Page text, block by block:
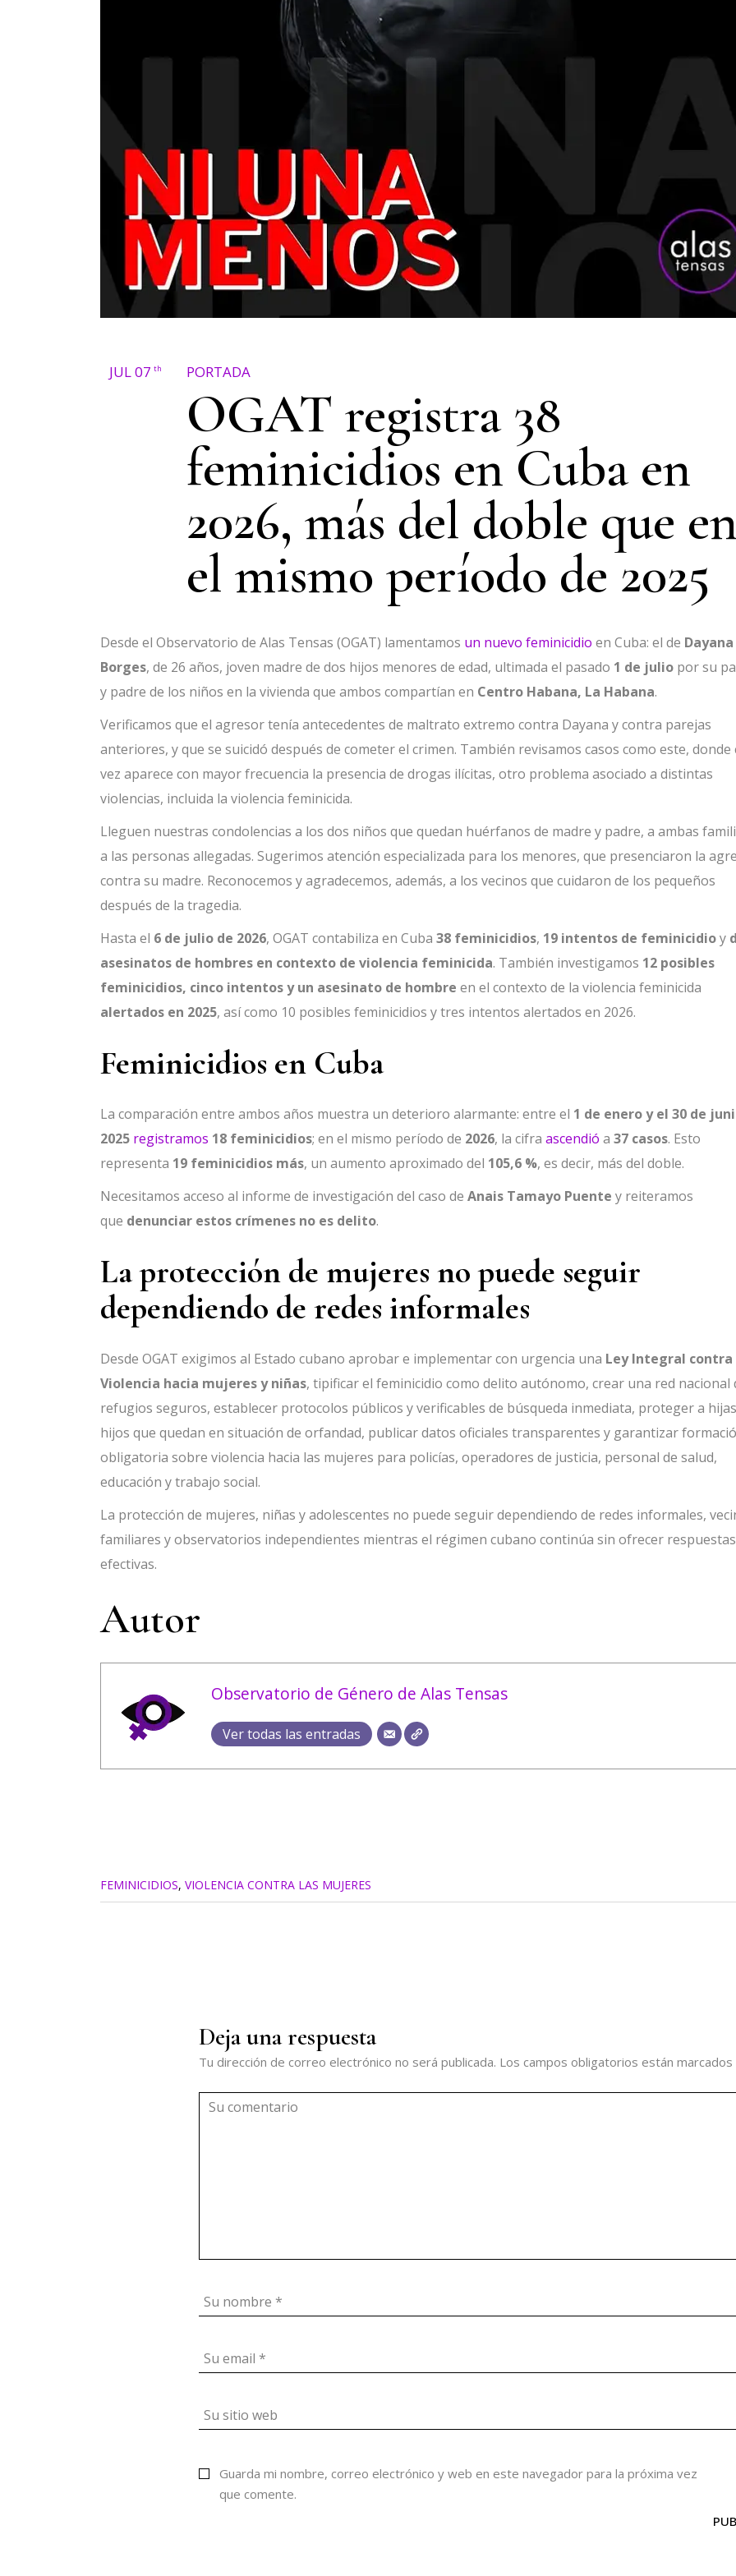
JUL 07 th PORTADA
OGAT registra 38
feminicidios en Cuba en
2026, más del doble que
el mismo período de 2025
Desde el Observatorio de Alas Tensas (OGAT) lamentamos un nuevo feminicidio en Cuba: el de Dayana
Borges, de 26 años, joven madre de dos hijos menores de edad, ultimada el pasado 1 de julio por su
y padre de los niños en la vivienda que ambos compartían en Centro Habana, La Habana.
Verificamos que el agresor tenía antecedentes de maltrato extremo contra Dayana y contra parejas
anteriores, y que se suicidó después de cometer el crimen. También revisamos casos como este, donde
vez aparece con mayor frecuencia la presencia de drogas ilícitas, otro problema asociado a distintas
violencias, incluida la violencia feminicida.
Lleguen nuestras condolencias a los dos niños que quedan huérfanos de madre y padre, a ambas
a las personas allegadas. Sugerimos atención especializada para los menores, que presenciaron la
contra su madre. Reconocemos y agradecemos, además, a los vecinos que cuidaron de los pequeños
después de la tragedia.
Hasta el 6 de julio de 2026, OGAT contabiliza en Cuba 38 feminicidios, 19 intentos de feminicidioy
asesinatos de hombres en contexto de violencia feminicida. También investigamos 12 posibles
feminicidios, cinco intentos y un asesinato de hombre en el contexto de la violencia feminicida
alertados en 2025, así como 10 posibles feminicidios y tres intentos alertados en 2026.
Feminicidios en Cuba
La comparación entre ambos años muestra un deterioro alarmante: entre el 1 de enero y el 30 de
2025 registramos 18 feminicidios; en el mismo período de 2026, la cifra ascendió a 37 casos. Esto
representa 19 feminicidios más, un aumento aproximado del 105,6 %, es decir, más del doble.
Necesitamos acceso al informe de investigación del caso de Anais Tamayo Puente y reiteramos
que denunciar estos crímenes no es delito.
La protección de mujeres no puede seguir
dependiendo de redes informales
Desde OGAT exigimos al Estado cubano aprobar e implementar con urgencia una Ley Integral contra
Violencia hacia mujeres y niñas, tipificar el feminicidio como delito autónomo, crear una red nacional
refugios seguros, establecer protocolos públicos y verificables de búsqueda inmediata, proteger a
hijos que quedan en situación de orfandad, publicar datos oficiales transparentes y garantizar
obligatoria sobre violencia hacia las mujeres para policías, operadores de justicia, personal de salud,
educación y trabajo social.
La protección de mujeres, niñas y adolescentes no puede seguir dependiendo de redes informales,
familiares y observatorios independientes mientras el régimen cubano continúa sin ofrecer respuestas
efectivas.
Autor
Observatorio de Género de Alas Tensas
Ver todas las entradas
FEMINICIDIOS, VIOLENCIA CONTRA LAS MUJERES
Deja una respuesta
Tu dirección de correo electrónico no será publicada. Los campos obligatorios están
Guarda mi nombre, correo electrónico y web en este navegador para la próxima vez
que comente.